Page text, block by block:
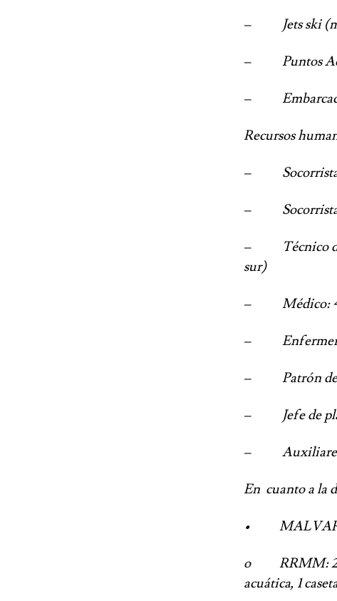
– Jets ski
– Puntos
–
Recursos
– Socorrista
– Socorrista de
– Técnico de
sur)
– Médico: 4 (1
– Enfermero:
– Patrón de
– Jefe de
– Auxiliares de
En cuanto a la
•
o RRMM: 2
acuática, 1